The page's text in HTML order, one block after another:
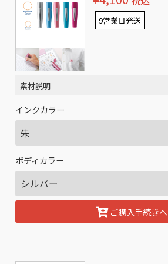
9営業日発送
素材説明
インクカラー
ボディカラー
ご購入手続きへ